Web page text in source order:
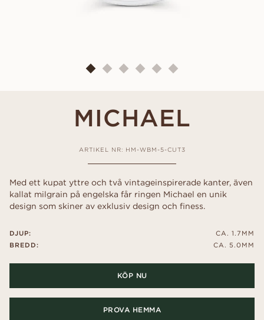
MICHAEL
ARTIKEL NR: HM-WBM-5-CUT3
Med ett kupat yttre och två vintageinspirerade kanter, även
kallat milgrain på engelska får ringen Michael en unik
design som skiner av exklusiv design och finess.
DJUP:
BREDD:
CA. 1.7MM
CA. 5.0MM
KÖP NU
PROVA HEMMA